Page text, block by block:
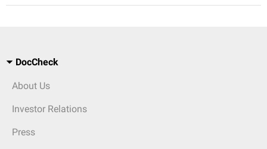
DocCheck
About Us
Investor Relations
Press